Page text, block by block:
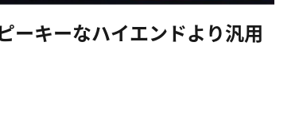
ーキーなハイエンドより汎用